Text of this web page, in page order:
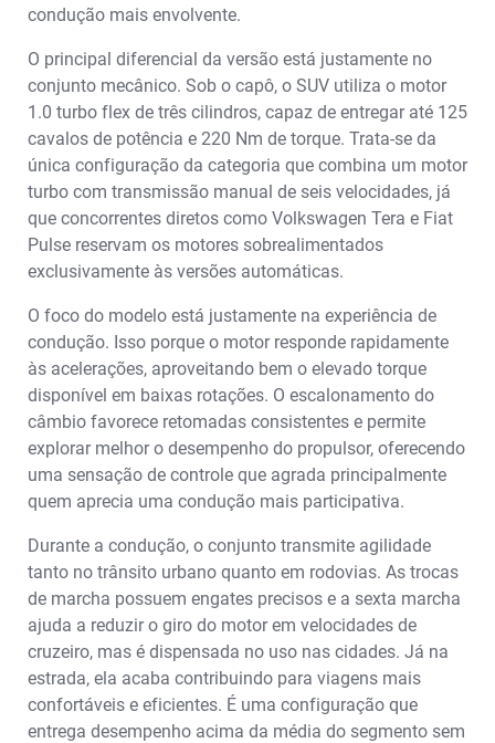
condução mais envolvente.
O principal diferencial da versão está justamente no
conjunto mecânico. Sob o capô, o SUV utiliza o motor
1.0 turbo flex de três cilindros, capaz de entregar até 125
cavalos de potência e 220 Nm de torque. Trata-se da
única configuração da categoria que combina um motor
turbo com transmissão manual de seis velocidades, já
que concorrentes diretos como Volkswagen Tera e Fiat
Pulse reservam os motores sobrealimentados
exclusivamente às versões automáticas.
O foco do modelo está justamente na experiência de
condução. Isso porque o motor responde rapidamente
às acelerações, aproveitando bem o elevado torque
disponível em baixas rotações. O escalonamento do
câmbio favorece retomadas consistentes e permite
explorar melhor o desempenho do propulsor, oferecendo
uma sensação de controle que agrada principalmente
quem aprecia uma condução mais participativa.
Durante a condução, o conjunto transmite agilidade
tanto no trânsito urbano quanto em rodovias. As trocas
de marcha possuem engates precisos e a sexta marcha
ajuda a reduzir o giro do motor em velocidades de
cruzeiro, mas é dispensada no uso nas cidades. Já na
estrada, ela acaba contribuindo para viagens mais
confortáveis e eficientes. É uma configuração que
entrega desempenho acima da média do segmento sem